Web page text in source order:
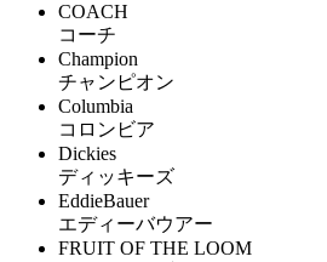
COACH
コーチ
Champion
チャンピオン
Columbia
コロンビア
Dickies
ディッキーズ
EddieBauer
エディーバウアー
FRUIT OF THE LOOM